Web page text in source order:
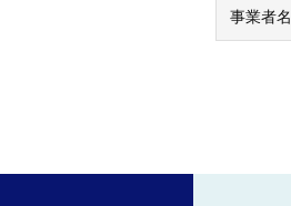
事業者名